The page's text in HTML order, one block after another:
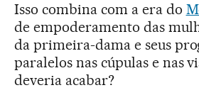
Isso combina com a era do
de empoderamento das
da primeira-dama e seus
paralelos nas cúpulas e nas
deveria acabar?